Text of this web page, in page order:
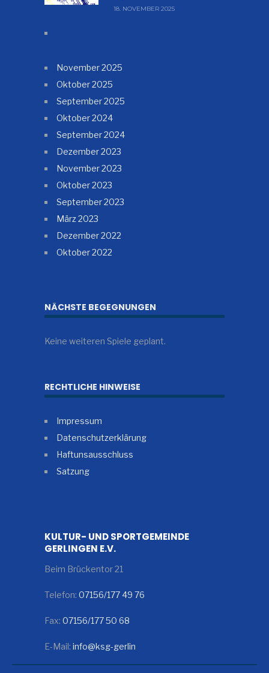
18. NOVEMBER 2025
November 2025
Oktober 2025
September 2025
Oktober 2024
September 2024
Dezember 2023
November 2023
Oktober 2023
September 2023
März 2023
Dezember 2022
Oktober 2022
NÄCHSTE BEGEGNUNGEN
Keine weiteren Spiele geplant.
RECHTLICHE HINWEISE
Impressum
Datenschutzerklärung
Haftunsausschluss
Satzung
KULTUR- UND SPORTGEMEINDE
GERLINGEN E.V.
Beim Brückentor 21
Telefon: 07156/177 49 76
Fax: 07156/177 50 68
E-Mail: info@ksg-gerlin